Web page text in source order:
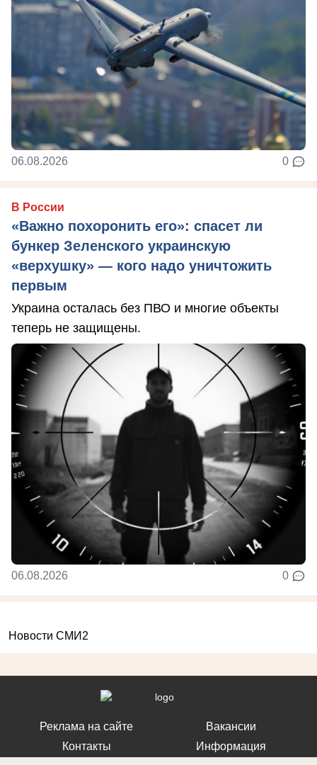
06.08.2026 0
В России
«Важно похоронить его»: спасет ли
бункер Зеленского украинскую
«верхушку» — кого надо уничтожить
первым
Украина осталась без ПВО и многие объекты
теперь не защищены.
06.08.2026 0
Новости СМИ2
Реклама на сайте
Контакты
Вакансии
Информация